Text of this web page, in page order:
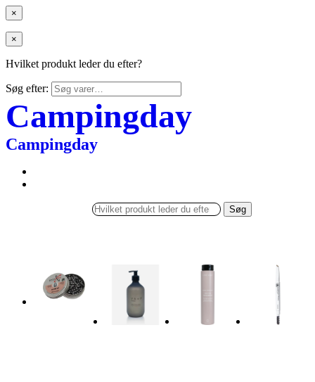
×
×
Hvilket produkt leder du efter?
Søg efter:
Campingday
Campingday
Søg